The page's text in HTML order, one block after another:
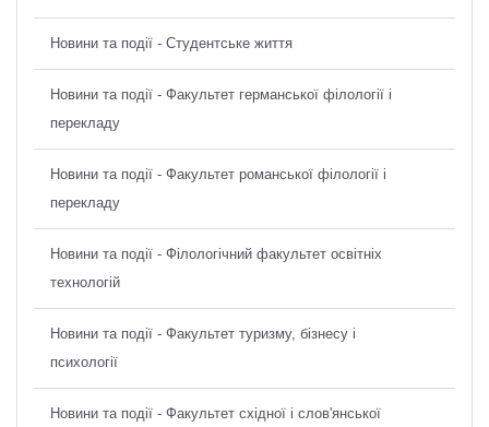
Новини та події - Студентське життя
Новини та події - Факультет германської філології і
перекладу
Новини та події - Факультет романської філології і
перекладу
Новини та події - Філологічний факультет освітніх
технологій
Новини та події - Факультет туризму, бізнесу і
психології
Новини та події - Факультет східної і слов'янської